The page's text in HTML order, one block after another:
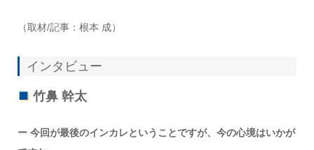
（取材/記事：根本 成）
インタビュー
竹鼻 幹太
ー 今回が最後のインカレということですが、今の心境はいかが